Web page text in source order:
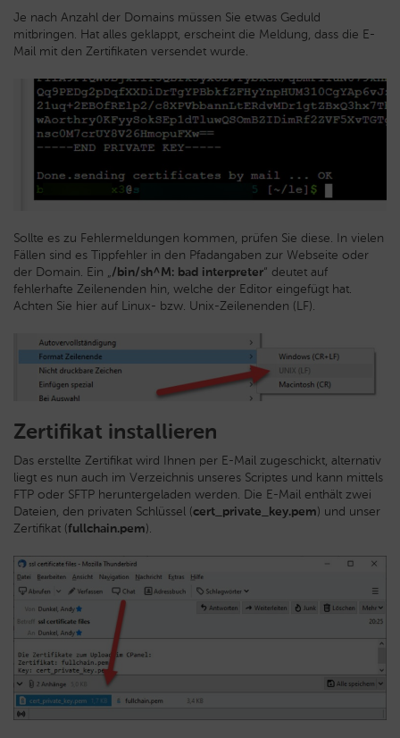
Je nach Anzahl der Domains müssen Sie etwas Geduld
mitbringen. Hat alles geklappt, erscheint die Meldung, dass die E-
Mail mit den Zertifikaten versendet wurde.
Sollte es zu Fehlermeldungen kommen, prüfen Sie diese. In vielen
Fällen sind es Tippfehler in den Pfadangaben zur Webseite oder
der Domain. Ein „/bin/sh^M: bad interpreter“ deutet auf
fehlerhafte Zeilenenden hin, welche der Editor eingefügt hat.
Achten Sie hier auf Linux- bzw. Unix-Zeilenenden (LF).
Zertifikat installieren
Das erstellte Zertifikat wird Ihnen per E-Mail zugeschickt, alternativ
liegt es nun auch im Verzeichnis unseres Scriptes und kann mittels
FTP oder SFTP heruntergeladen werden. Die E-Mail enthält zwei
Dateien, den privaten Schlüssel (cert_private_key.pem) und unser
Zertifikat (fullchain.pem).